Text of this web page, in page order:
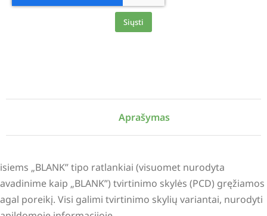
Siųsti
Aprašymas
„BLANK” tipo ratlankiai (visuomet nurodyta
kaip „BLANK”) tvirtinimo skylės (PCD) gręžiamos
poreikį. Visi galimi tvirtinimo skylių variantai, nurodyti